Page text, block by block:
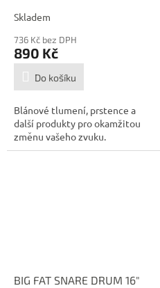
Skladem
736 Kč bez DPH
890 Kč
Do košíku
Blánové tlumení, prstence a
další produkty pro okamžitou
změnu vašeho zvuku.
BIG FAT SNARE DRUM 16"